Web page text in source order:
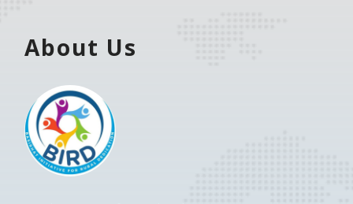
About Us